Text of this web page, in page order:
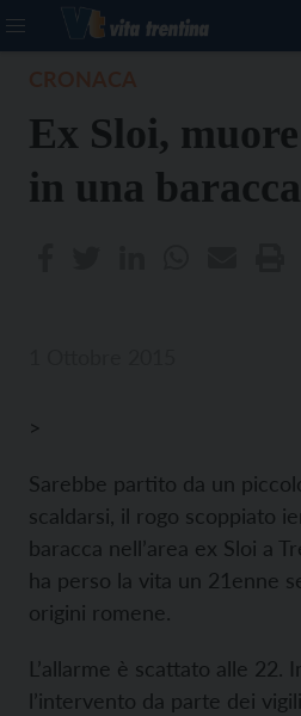
Ex Sloi,
in una baracca
>
Sarebbe partito da un
scaldarsi, il rogo scoppiato
baracca nell’area ex Sloi a
ha perso la vita un 21enne
origini romene.
L’allarme è scattato alle 22.
l’intervento da parte dei